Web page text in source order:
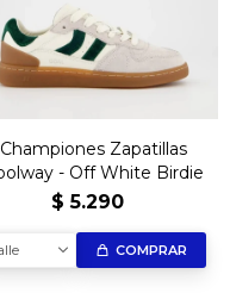
Championes Zapatillas
- Off White Birdie
$ 5.290
COMPRAR